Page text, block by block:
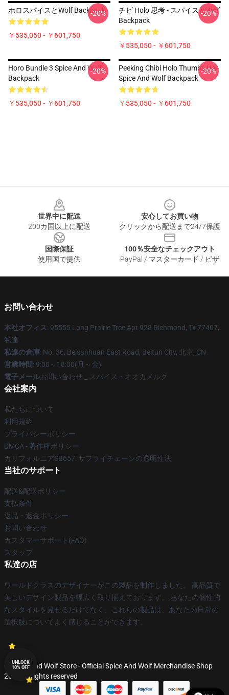
ホロスパイスとWolf Backpack
￥535,050 - ￥601,750
-20%
チビ Holo 思考 - スパイスとWolf
Backpack
￥535,050 - ￥601,750
-20%
Horo Bundle 3 Spice And Wolf
Backpack
￥535,050 - ￥601,750
-20%
Peeking Chibi Holo Thumbs Up -
Spice And Wolf Backpack
￥535,050 - ￥601,750
-20%
世界中に配送
200カ国以上に配送
安心してお買い物
クリックから配送まで24/7保護
国際保証
使用国で提供
100％安全なチェックアウト
PayPal / マスターカード / ビザ
お問い合わせ
本社オフィス: 95555 Long Prairie Trce Apt 928 Richmond, Tx 77407,
私達
私達の倉庫: No. 36, Beisanhuan East Road, Beitun City, 北京, CN
営業時間: 9:00～18:00(月～金)
電子メールお問い合わせ _ スパイス・オオカメルク
会社案内
私たちについて
利用規約
プライバシーポリシー
DMCA - 著作権ポリシー
カリフォルニアSB657: サプライチェーンの透明性法
当社のサポート
配送&配送ポリシー
支払条件
返品・返金ポリシー
お問い合わせ
カスタマーサポート(FAQ)
スタッフ
私達の店
ワールドクラスのデザイナーがこの製品を制作しました。 高品質で
美しいデザイン製品を幅広く取り揃えております。 あなたの個性的
なスタイルを見せるだけでなく、これらの製品は、あなたの日常の
選択肢についてよく感じることができます。
© Spice And Wolf Store - Official Spice And Wolf Merchandise Shop
2026 all rights reserved
UNLOCK
10% OFF